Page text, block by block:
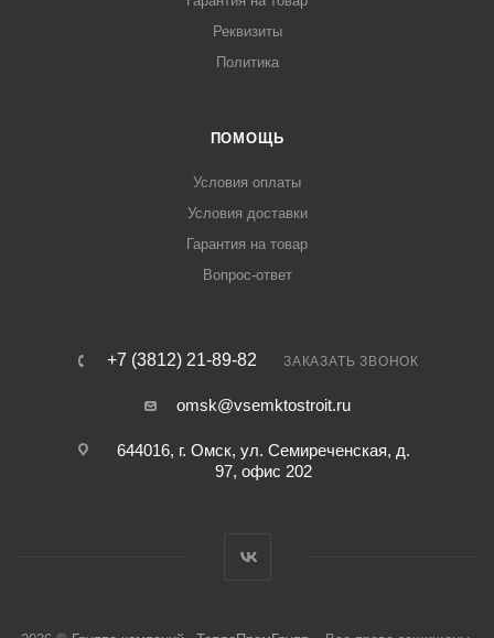
Реквизиты
Политика
ПОМОЩЬ
Условия оплаты
Условия доставки
Гарантия на товар
Вопрос-ответ
+7 (3812) 21-89-82 ЗАКАЗАТЬ ЗВОНОК
omsk@vsemktostroit.ru
644016, г. Омск, ул. Семиреченская, д.
97, офис 202